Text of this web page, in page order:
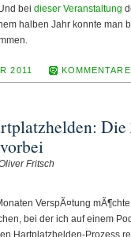
bei dieser Veranstaltung
halben Jahr konnte man
2011
Die
Fritsch
VerspÃ¤tung
bei der ich auf einem
Hartplatzhelden-Prozess